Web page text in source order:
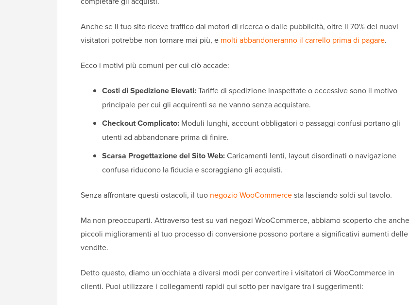
Anche se il tuo sito riceve traffico dai motori di ricerca o dalle pubblicità, oltre il 70% dei nuovi
visitatori potrebbe non tornare mai più, e molti abbandoneranno il carrello prima di pagare.
Ecco i motivi più comuni per cui ciò accade:
Costi di Spedizione Elevati:Tariffe di spedizione inaspettate o eccessive sono il motivo
principale per cui gli acquirenti se ne vanno senza acquistare.
Checkout Complicato: Moduli lunghi, account obbligatori o passaggi confusi portano gli
utenti ad abbandonare prima di finire.
Scarsa Progettazione del Sito Web:Caricamenti lenti, layout disordinati o navigazione
confusa riducono la fiducia e scoraggiano gli acquisti.
Senza affrontare questi ostacoli, il tuo negozio WooCommercesta lasciando soldi sul tavolo.
Ma non preoccuparti. Attraverso test su vari negozi WooCommerce, abbiamo scoperto che anche
piccoli miglioramenti al tuo processo di conversione possono portare a significativi aumenti delle
vendite.
Detto questo, diamo un'occhiata a diversi modi per convertire i visitatori di WooCommerce in
clienti. Puoi utilizzare i collegamenti rapidi qui sotto per navigare tra i suggerimenti: